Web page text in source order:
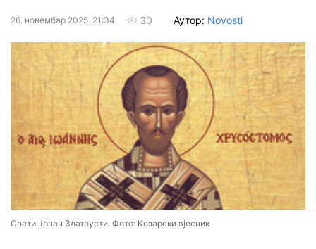
26. новембар 2025. 21:34 30 Аутор: Novosti
Свети Јован Златоусти. Фото: Козарски вјесник